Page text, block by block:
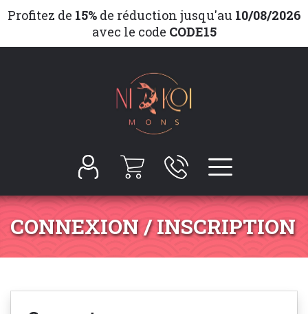
Profitez de 15%de réduction jusqu'au 10/08/2026
avec le code CODE15
CONNEXION / INSCRIPTION